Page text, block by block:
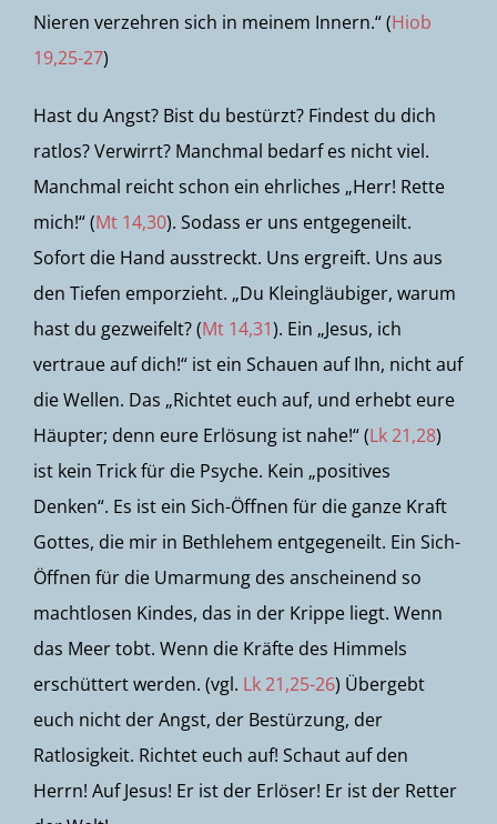
Nieren verzehren sich in meinem Innern.“ (Hiob
19,25-27)
Hast du Angst? Bist du bestürzt? Findest du dich
ratlos? Verwirrt? Manchmal bedarf es nicht viel.
Manchmal reicht schon ein ehrliches „Herr! Rette
mich!“ (Mt 14,30). Sodass er uns entgegeneilt.
Sofort die Hand ausstreckt. Uns ergreift. Uns aus
den Tiefen emporzieht. „Du Kleingläubiger, warum
hast du gezweifelt? (Mt 14,31). Ein „Jesus, ich
vertraue auf dich!“ ist ein Schauen auf Ihn, nicht auf
die Wellen. Das „Richtet euch auf, und erhebt eure
Häupter; denn eure Erlösung ist nahe!“ (Lk 21,28)
ist kein Trick für die Psyche. Kein „positives
Denken“. Es ist ein Sich-Öffnen für die ganze Kraft
Gottes, die mir in Bethlehem entgegeneilt. Ein Sich-
Öffnen für die Umarmung des anscheinend so
machtlosen Kindes, das in der Krippe liegt. Wenn
das Meer tobt. Wenn die Kräfte des Himmels
erschüttert werden. (vgl. Lk 21,25-26) Übergebt
euch nicht der Angst, der Bestürzung, der
Ratlosigkeit. Richtet euch auf! Schaut auf den
Herrn! Auf Jesus! Er ist der Erlöser! Er ist der Retter